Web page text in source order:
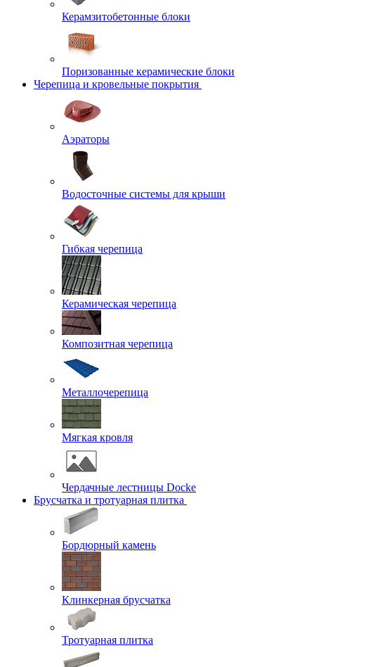
Керамзитобетонные блоки
Поризованные керамические блоки
Черепица и кровельные покрытия
Аэраторы
Водосточные системы для крыши
Гибкая черепица
Керамическая черепица
Композитная черепица
Металлочерепица
Мягкая кровля
Чердачные лестницы Docke
Брусчатка и тротуарная плитка
Бордюрный камень
Клинкерная брусчатка
Тротуарная плитка